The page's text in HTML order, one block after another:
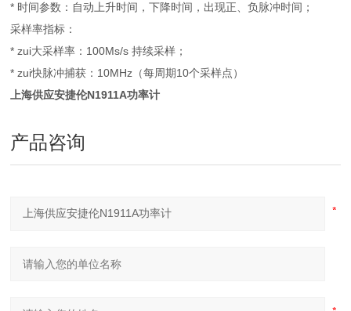
* 时间参数：自动上升时间，下降时间，出现正、负脉冲时间；
采样率指标：
* zui大采样率：100Ms/s 持续采样；
* zui快脉冲捕获：10MHz（每周期10个采样点）
上海供应安捷伦N1911A功率计
产品咨询